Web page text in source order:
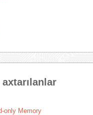
only Memory